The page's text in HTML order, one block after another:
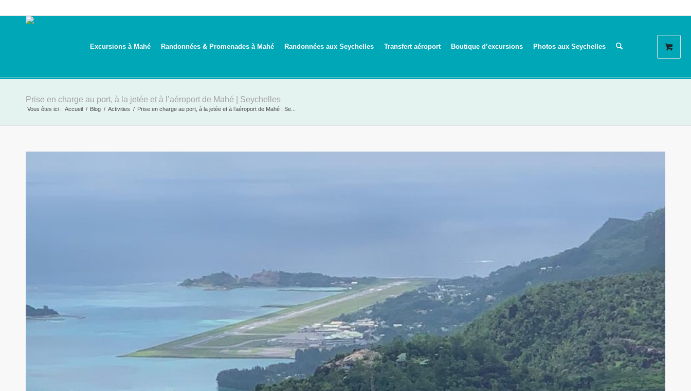
Excursions à Mahé Randonnées & Promenades à Mahé Randonnées aux Seychelles Transfert aéroport Boutique d’excursions Photos aux Seychelles
Prise en charge au port, à la jetée et à l’aéroport de Mahé | Seychelles
Vous êtes ici : Accueil / Blog / Activities / Prise en charge au port, à la jetée et à l’aéroport de Mahé | Se...